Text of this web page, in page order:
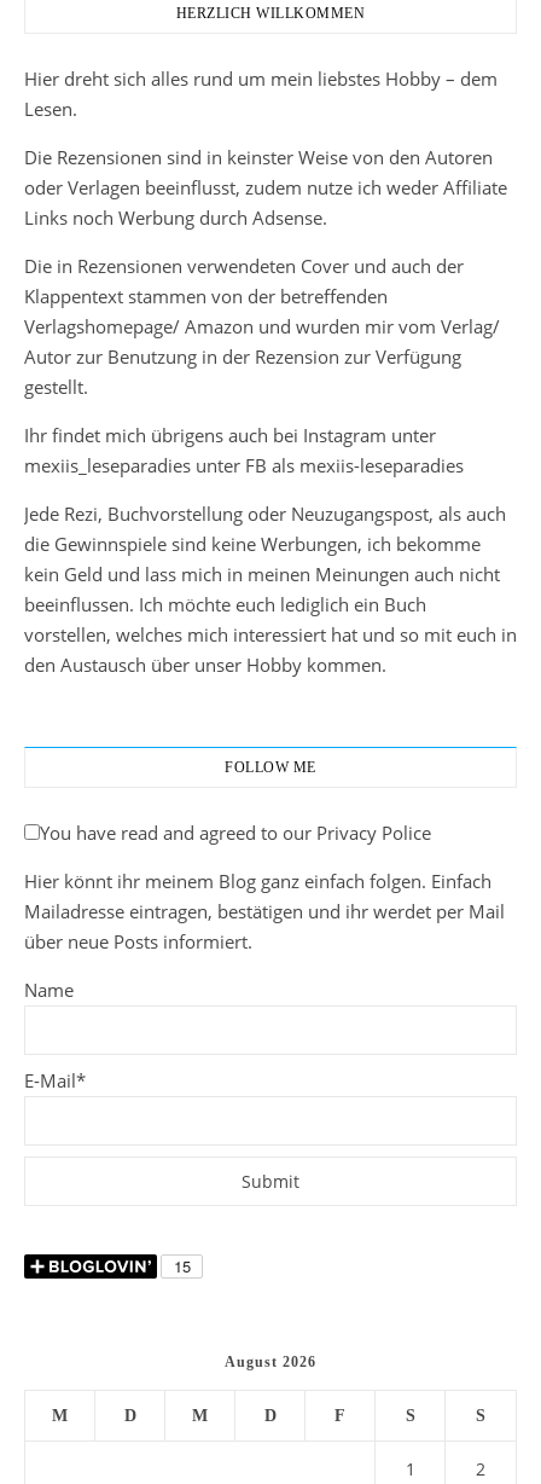
HERZLICH WILLKOMMEN
Hier dreht sich alles rund um mein liebstes Hobby – dem
Lesen.
Die Rezensionen sind in keinster Weise von den Autoren
oder Verlagen beeinflusst, zudem nutze ich weder Affiliate
Links noch Werbung durch Adsense.
Die in Rezensionen verwendeten Cover und auch der
Klappentext stammen von der betreffenden
Verlagshomepage/ Amazon und wurden mir vom Verlag/
Autor zur Benutzung in der Rezension zur Verfügung
gestellt.
Ihr findet mich übrigens auch bei Instagram unter
mexiis_leseparadies unter FB als mexiis-leseparadies
Jede Rezi, Buchvorstellung oder Neuzugangspost, als auch
die Gewinnspiele sind keine Werbungen, ich bekomme
kein Geld und lass mich in meinen Meinungen auch nicht
beeinflussen. Ich möchte euch lediglich ein Buch
vorstellen, welches mich interessiert hat und so mit euch in
den Austausch über unser Hobby kommen.
FOLLOW ME
You have read and agreed to our Privacy Police
Hier könnt ihr meinem Blog ganz einfach folgen. Einfach
Mailadresse eintragen, bestätigen und ihr werdet per Mail
über neue Posts informiert.
Name
E-Mail*
August 2026
M D M D F S S
1 2